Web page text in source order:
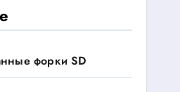
форки SD